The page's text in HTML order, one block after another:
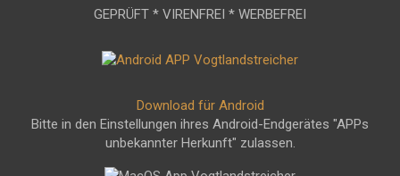
GEPRÜFT * VIRENFREI * WERBEFREI
Download für Android
Bitte in den Einstellungen ihres Android-Endgerätes "APPs
unbekannter Herkunft" zulassen.